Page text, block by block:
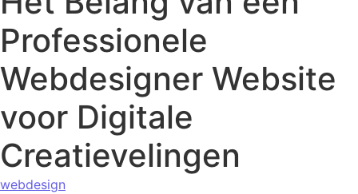
Professionele
Webdesigner Website
voor Digitale
Creatievelingen
webdesign